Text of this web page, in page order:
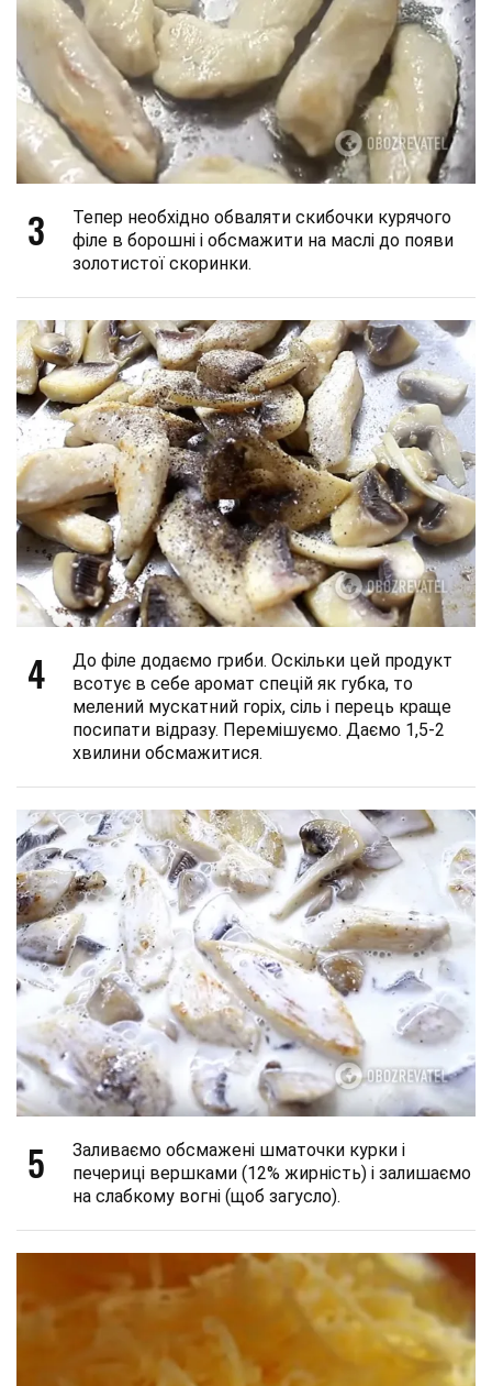
3
Тепер необхідно обваляти скибочки курячого
філе в борошні і обсмажити на маслі до появи
золотистої скоринки.
4
До філе додаємо гриби. Оскільки цей продукт
всотує в себе аромат спецій як губка, то
мелений мускатний горіх, сіль і перець краще
посипати відразу. Перемішуємо. Даємо 1,5-2
хвилини обсмажитися.
5
Заливаємо обсмажені шматочки курки і
печериці вершками (12% жирність) і залишаємо
на слабкому вогні (щоб загусло).